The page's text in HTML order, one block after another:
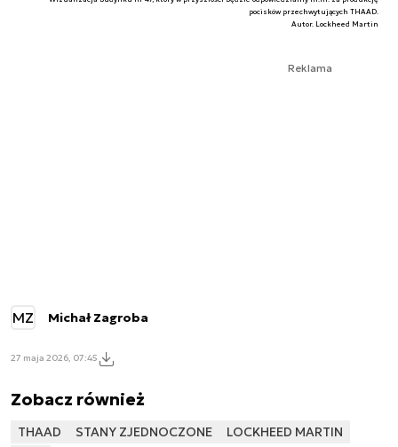
pocisków przechwytujących THAAD.
Autor. Lockheed Martin
Reklama
MZ Michał Zagroba
27 maja 2026, 07:45
Zobacz również
THAAD STANY ZJEDNOCZONE
LOCKHEED MARTIN